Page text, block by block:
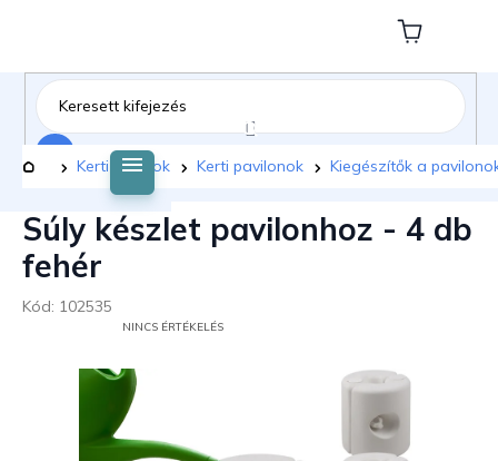
tartalomhoz
Kosár
Kezdőlap
Kerti bútorok Kerti pavilonok Kiegészítők a
Súly készlet pavilonhoz - 4 db
fehér
Kód: 102535
ÉRTÉKELÉSE
NINCS ÉRTÉKELÉS